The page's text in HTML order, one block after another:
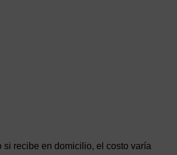
recibe en domicilio, el costo varía